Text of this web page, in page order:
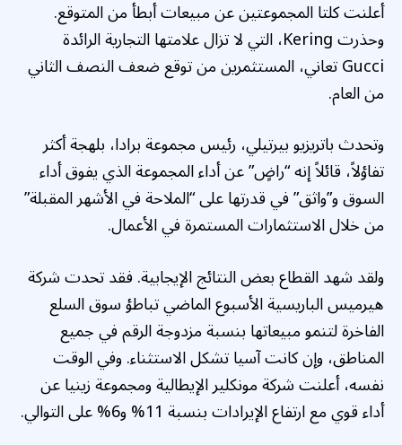
أعلنت كلتا المجموعتين عن مبيعات أبطأ من المتوقع.
وحذرت Kering، التي لا تزال علامتها التجارية الرائدة
Gucci تعاني، المستثمرين من توقع ضعف النصف الثاني
من العام.
وتحدث باتريزيو بيرتيلي، رئيس مجموعة برادا، بلهجة أكثر
تفاؤلاً، قائلاً إنه “راضٍ” عن أداء المجموعة الذي يفوق أداء
السوق و”واثق” في قدرتها على “الملاحة في الأشهر المقبلة”
من خلال الاستثمارات المستمرة في الأعمال.
ولقد شهد القطاع بعض النتائج الإيجابية. فقد تحدت شركة
هيرميس الباريسية الأسبوع الماضي تباطؤ سوق السلع
الفاخرة لتنمو مبيعاتها بنسبة مزدوجة الرقم في جميع
المناطق، وإن كانت آسيا تشكل الاستثناء. وفي الوقت
نفسه، أعلنت شركة مونكلير الإيطالية ومجموعة زينيا عن
أداء قوي مع ارتفاع الإيرادات بنسبة 11% و6% على التوالي.